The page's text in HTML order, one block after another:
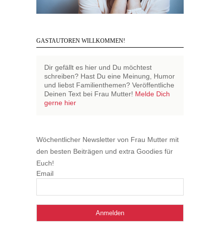
GASTAUTOREN WILLKOMMEN!
Dir gefällt es hier und Du möchtest
schreiben? Hast Du eine Meinung, Humor
und liebst Familienthemen? Veröffentliche
Deinen Text bei Frau Mutter! Melde Dich
gerne hier
Wöchentlicher Newsletter von Frau Mutter mit
den besten Beiträgen und extra Goodies für
Euch!
Email